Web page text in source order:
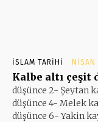
İSLAM TARIHI NISAN
Kalbe altı çeşit
düşünce 2- Şeytan
düşünce 4- Melek
düşünce 6- Yakin